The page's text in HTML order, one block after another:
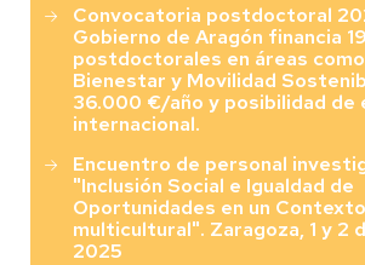
Convocatoria postdoctoral
Gobierno de Aragón financia
postdoctorales en áreas
Bienestar y Movilidad
36.000 €/año y posibilidad de
internacional.
Encuentro de personal
"Inclusión Social e Igualdad de
Oportunidades en un Contexto
multicultural". Zaragoza, 1 y 2
2025